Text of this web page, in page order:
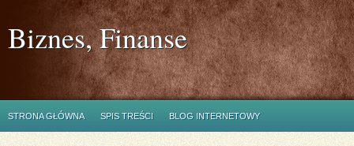
Biznes, Finanse
STRONA GŁÓWNA SPIS TREŚCI BLOG INTERNETOWY